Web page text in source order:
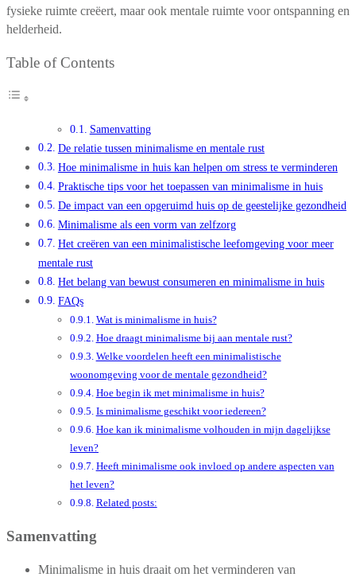
fysieke ruimte creëert, maar ook mentale ruimte voor ontspanning en
helderheid.
Table of Contents
Samenvatting
De relatie tussen minimalisme en mentale rust
Hoe minimalisme in huis kan helpen om stress te verminderen
Praktische tips voor het toepassen van minimalisme in huis
De impact van een opgeruimd huis op de geestelijke gezondheid
Minimalisme als een vorm van zelfzorg
Het creëren van een minimalistische leefomgeving voor meer
mentale rust
Het belang van bewust consumeren en minimalisme in huis
FAQs
Wat is minimalisme in huis?
Hoe draagt minimalisme bij aan mentale rust?
Welke voordelen heeft een minimalistische
woonomgeving voor de mentale gezondheid?
Hoe begin ik met minimalisme in huis?
Is minimalisme geschikt voor iedereen?
Hoe kan ik minimalisme volhouden in mijn dagelijkse
leven?
Heeft minimalisme ook invloed op andere aspecten van
het leven?
Related posts:
Samenvatting
Minimalisme in huis draait om het verminderen van